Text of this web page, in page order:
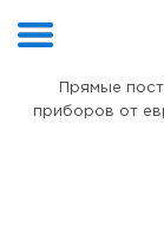
Прямые
приборов от